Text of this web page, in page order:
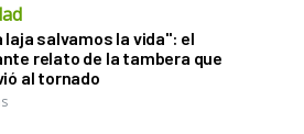
laja salvamos la vida": el
relato de la tambera que
al tornado